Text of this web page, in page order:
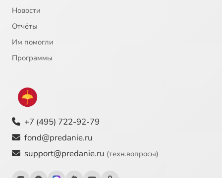
Новости
Отчёты
Им помогли
Программы
+7 (495) 722-92-79
fond@predanie.ru
support@predanie.ru (техн.вопросы)